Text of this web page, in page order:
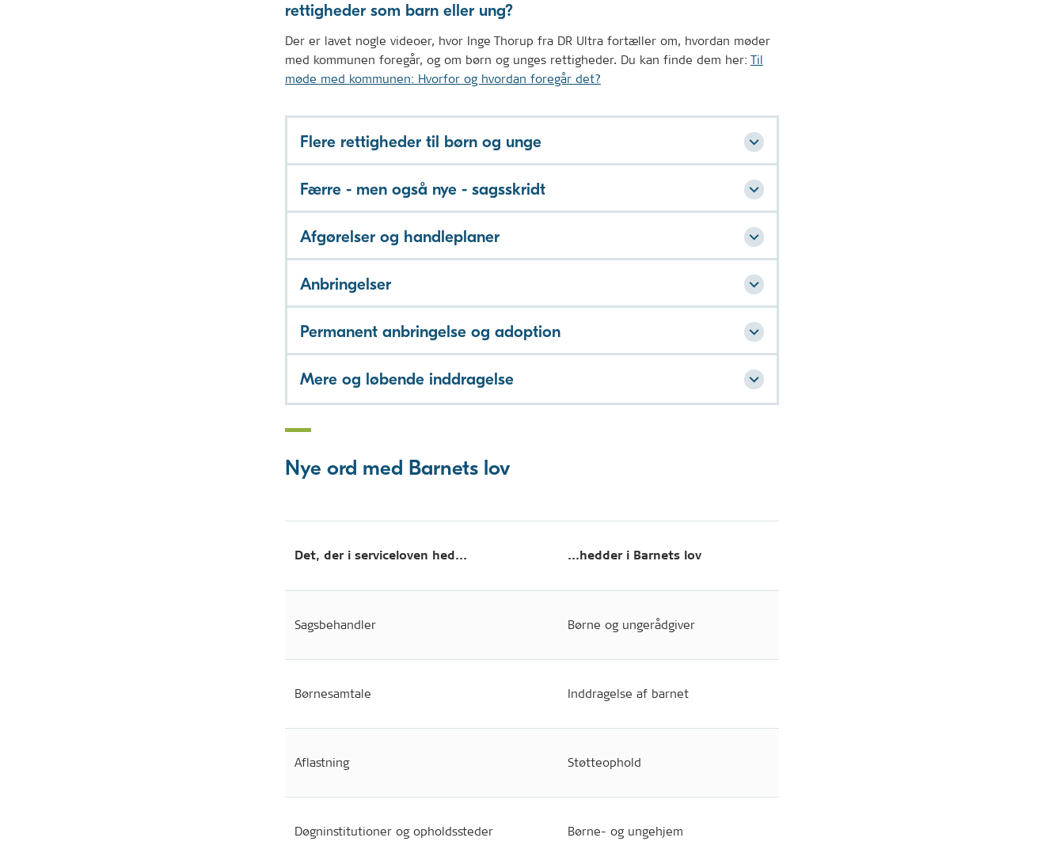
rettigheder som barn eller ung?
Der er lavet nogle videoer, hvor Inge Thorup fra DR Ultra fortæller om, hvordan møder
med kommunen foregår, og om børn og unges rettigheder. Du kan finde dem her: Til
møde med kommunen: Hvorfor og hvordan foregår det?
Flere rettigheder til børn og unge
Færre - men også nye - sagsskridt
Afgørelser og handleplaner
Anbringelser
Permanent anbringelse og adoption
Mere og løbende inddragelse
Nye ord med Barnets lov
Det, der i serviceloven hed... ...hedder i Barnets lov
Sagsbehandler Børne og ungerådgiver
Børnesamtale Inddragelse af barnet
Aflastning Støtteophold
Døgninstitutioner og opholdssteder Børne- og ungehjem